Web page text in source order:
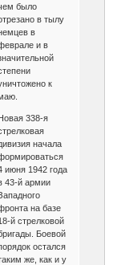
было
в тылу
в
и в
к
338-я
начала
июня 1942 года
43-й армии
на базе
й стрелковой
Боевой
остался
же, как и у